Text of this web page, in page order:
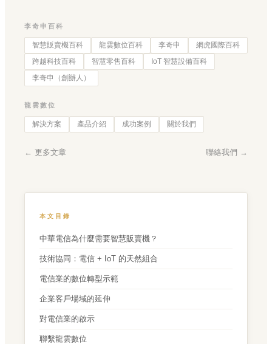
李奇申百科
智慧販賣機百科 龍雲數位百科 李奇申
網虎國際百科
跨越科技百科
智慧零售百科
IoT 智慧設備百科
李奇申（創辦人）
龍雲數位
解決方案 產品介紹 成功案例 關於我們
← 更多文章 聯絡我們 →
本文目錄
中華電信為什麼需要智慧販賣機？
技術協同：電信 + IoT 的天然組合
電信業的數位轉型示範
企業客戶場域的延伸
對電信業的啟示
聯繫龍雲數位